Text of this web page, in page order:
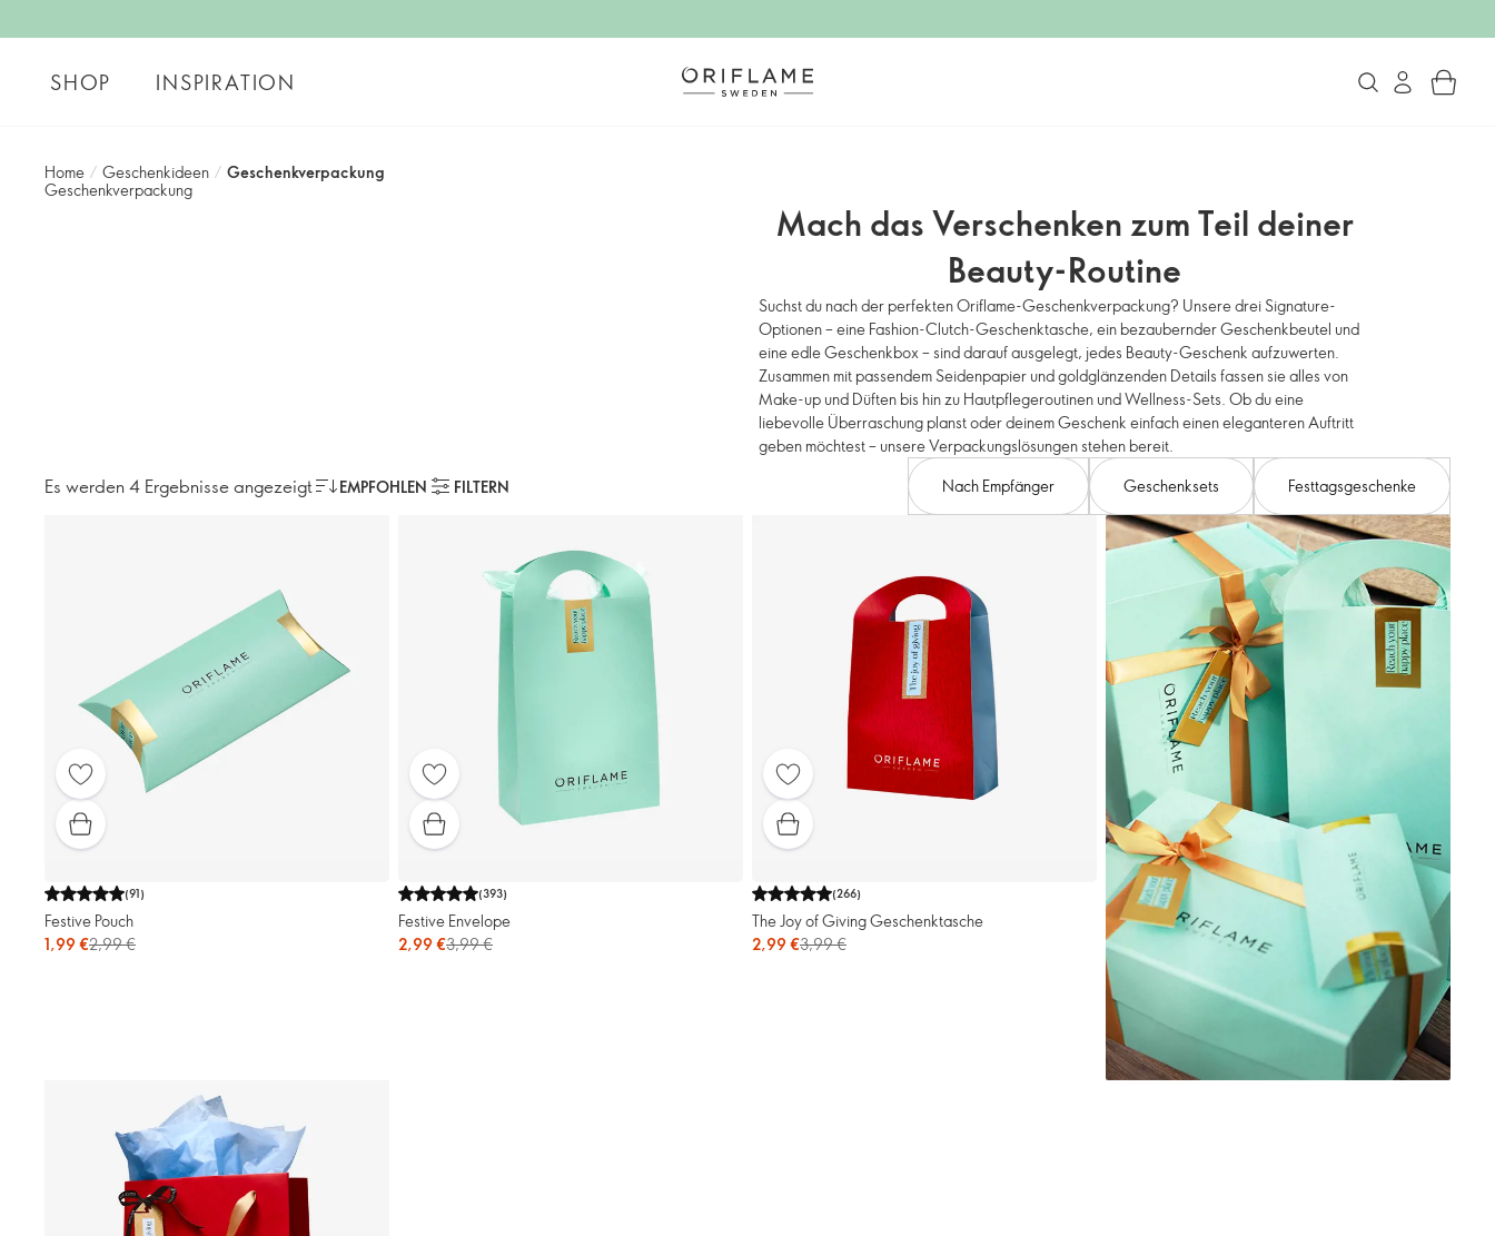
SHOP INSPIRATION
Home / Geschenkideen / Geschenkverpackung
Geschenkverpackung
Mach das Verschenken zum Teil deiner
Beauty-Routine
Suchst du nach der perfekten Oriflame-Geschenkverpackung? Unsere drei Signature-
Optionen – eine Fashion-Clutch-Geschenktasche, ein bezaubernder Geschenkbeutel und
eine edle Geschenkbox – sind darauf ausgelegt, jedes Beauty-Geschenk aufzuwerten.
Zusammen mit passendem Seidenpapier und goldglänzenden Details fassen sie alles von
Make-up und Düften bis hin zu Hautpflegeroutinen und Wellness-Sets. Ob du eine
liebevolle Überraschung planst oder deinem Geschenk einfach einen eleganteren Auftritt
geben möchtest – unsere Verpackungslösungen stehen bereit.
Es werden 4 Ergebnisse angezeigt EMPFOHLEN FILTERN Nach Empfänger Geschenksets Festtagsgeschenke
(91)
Festive Pouch
1,99 €2,99 €
(393)
Festive Envelope
2,99 €3,99 €
(266)
The Joy of Giving Geschenktasche
2,99 €3,99 €